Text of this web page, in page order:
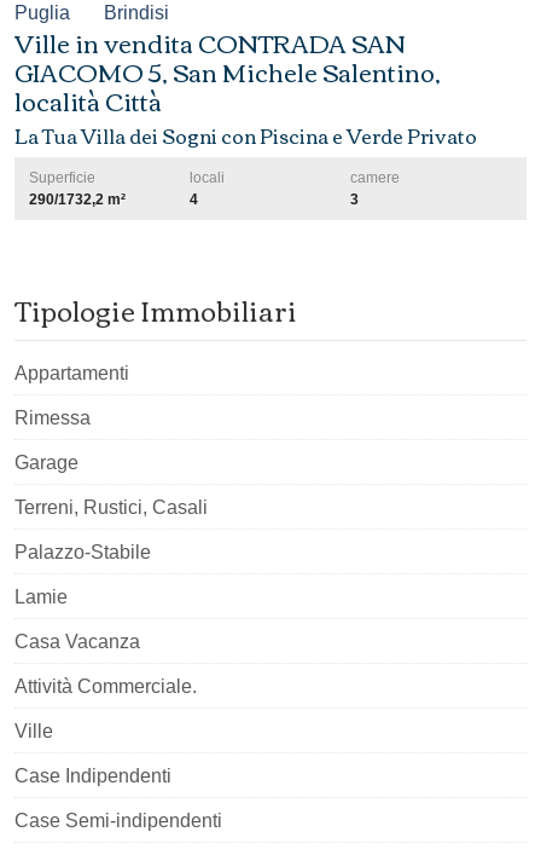
Puglia Brindisi
Ville in vendita CONTRADA SAN
GIACOMO 5, San Michele Salentino,
località Città
La Tua Villa dei Sogni con Piscina e Verde Privato
Superficie
290/1732,2 m²
locali
4
camere
3
Tipologie Immobiliari
Appartamenti
Rimessa
Garage
Terreni, Rustici, Casali
Palazzo-Stabile
Lamie
Casa Vacanza
Attività Commerciale.
Ville
Case Indipendenti
Case Semi-indipendenti